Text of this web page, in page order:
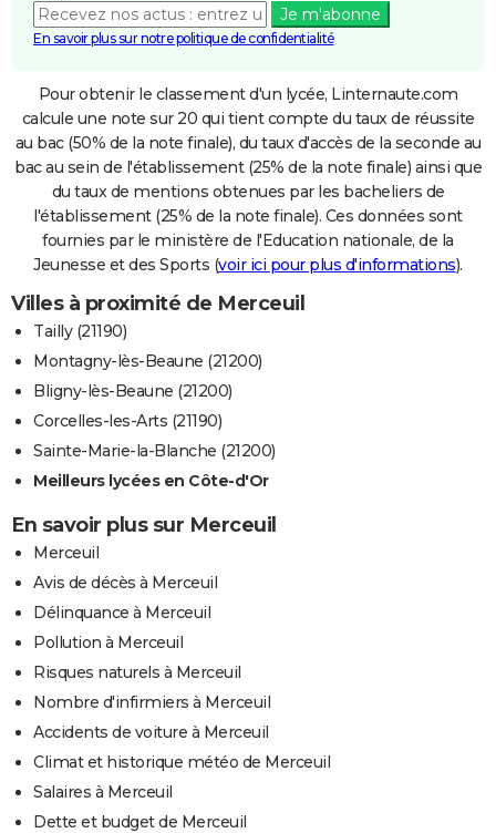
Je m'abonne
En savoir plus sur notre politique de confidentialité
Pour obtenir le classement d'un lycée, Linternaute.com
calcule une note sur 20 qui tient compte du taux de réussite
au bac (50% de la note finale), du taux d'accès de la seconde au
bac au sein de l'établissement (25% de la note finale) ainsi que
du taux de mentions obtenues par les bacheliers de
l'établissement (25% de la note finale). Ces données sont
fournies par le ministère de l'Education nationale, de la
Jeunesse et des Sports (voir ici pour plus d'informations).
Villes à proximité de Merceuil
Tailly (21190)
Montagny-lès-Beaune (21200)
Bligny-lès-Beaune (21200)
Corcelles-les-Arts (21190)
Sainte-Marie-la-Blanche (21200)
Meilleurs lycées en Côte-d'Or
En savoir plus sur Merceuil
Merceuil
Avis de décès à Merceuil
Délinquance à Merceuil
Pollution à Merceuil
Risques naturels à Merceuil
Nombre d'infirmiers à Merceuil
Accidents de voiture à Merceuil
Climat et historique météo de Merceuil
Salaires à Merceuil
Dette et budget de Merceuil